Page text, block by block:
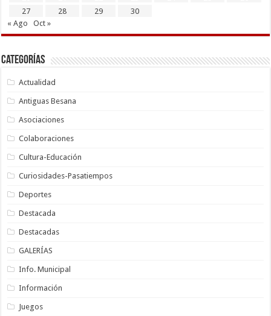
27
28 29
30
« Ago
Oct »
Categorías
Actualidad
Antiguas Besana
Asociaciones
Colaboraciones
Cultura-Educación
Curiosidades-Pasatiempos
Deportes
Destacada
Destacadas
GALERÍAS
Info. Municipal
Información
Juegos